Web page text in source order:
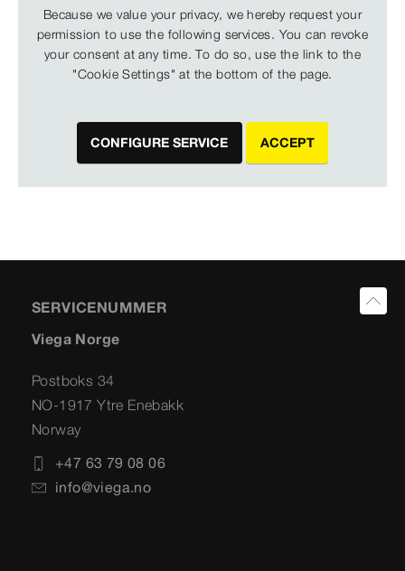
Because we value your privacy, we hereby request your
permission to use the following services. You can revoke
your consent at any time. To do so, use the link to the
"Cookie Settings" at the bottom of the page.
CONFIGURE SERVICE ACCEPT
SERVICENUMMER
Viega Norge
Postboks 34
NO-1917 Ytre Enebakk
Norway
+47 63 79 08 06
info@viega.no